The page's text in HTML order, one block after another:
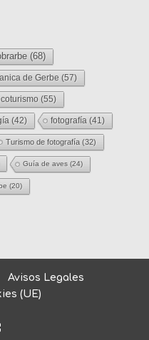
(68)
de Gerbe (57)
(55)
(42) fotografía (41)
Turismo de fotografía(32)
Guía de aves(24)
(20)
Avisos Legales
(UE)